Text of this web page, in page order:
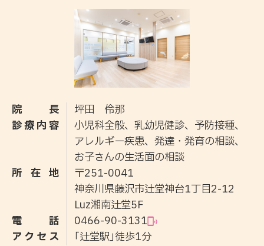
院長
坪田 伶那
診療内容
小児科全般、乳幼児健診、予防接種、
アレルギー疾患、発達・発育の相談、
お子さんの生活面の相談
所在地
〒251-0041
神奈川県藤沢市辻堂神台1丁目2-12
Luz湘南辻堂5F
電話
0466-90-3131
アクセス
｢辻堂駅｣徒歩1分